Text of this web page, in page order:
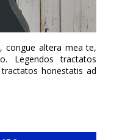
congue altera mea te,
Legendos tractatos
honestatis ad